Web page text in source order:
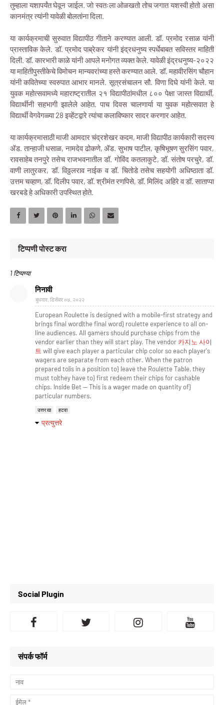
तुम्हाला यशापर्यंत घेवून जाईल. जो स्वतःला ओळखतो तोच जगात यशस्वी होतो असा
कानमंत्र त्यांनी यावेळी बोलतांना दिला.
या कार्यक्रमाची सुरुवात विद्यापीठ गीताने करण्यात आली. डॉ. प्रमोद रसाळ यांनी
प्रास्ताविक केले. डॉ. प्रमोद पाब्रेकर यांनी इंद्रधनुष्य स्पर्धेबाबत सविस्तर माहिती
दिली. डॉ. कारभारी काळे यांनी आपले मनोगत व्यक्त केले. यावेळी इंद्रधनुष्य-२०२२
या माहितीपुस्तीकेचे विमोचन मान्यवरांच्या हस्ते करण्यात आले. डॉ. महावीरसिंग चौहान
यांनी कवितेच्या स्वरुपात आभार मानले. सूत्रसंचालन सौ. विणा दिघे यांनी केले. या
युवक महोत्सवामध्ये महाराष्ट्रातील २१ विद्यापीठांमधील ८०० पेक्षा जास्त विद्यार्थी,
विद्यार्थीनी सहभागी झालेले आहेत. पाच दिवस चालणार्या या युवक महोत्सवात हे
विद्यार्थी वेगवेगळ्या 28 इव्हेंटद्वारे त्यांचा कलाविष्कार सादर करणार आहेत.
या कार्यक्रमासाठी माजी आमदार चंद्रशेखर कदम, माजी विद्यापीठ कार्यकारी सदस्य
ॲड. तान्हाजी धसाळ, नामदेव ढोकणे, ॲड. सुभाष पाटील, कृषिभूषण सुरसिंग पवार,
रावसाहेब तनपुरे तसेच राजभवनातील डॉ. गोविंद कतलाकुटे, डॉ. संतोष परचुरे, डॉ.
वाणी लातुरकर, डॉ. विठ्ठलराव नाईक व डॉ. चितोडे तसेच सहयोगी अधिष्ठाता डॉ.
उत्तम चव्हाण, डॉ. दिलीप पवार, डॉ. श्रीमंत रणपिसे, डॉ. मिलिंद अहिरे व डॉ. साताप्पा
खरबडे हे अधिकारी उपस्थित होते.
टिप्पणी पोस्ट करा
1 टिप्पण्या
निनावी
बुधवार, डिसेंबर ०७, २०२२
European Roulette is designed with a mobile-first strategy and
brings final word|the final word} roulette experience to all on-
line audiences. All gamers should purchase chips from the
vendor earlier than they will start play. The vendor 카지노 사이
트 will give each player a particular chip color so each player's
wagers are separate from each other. When the patron
prepared to|is in a position to} leave the Roulette Table, they
must to|they have to} first redeem their chips for cashable
chips. Inside Bet — This is a wager made on quantity of}
particular numbers.
उत्तर द्या हटवा
प्रत्युत्तरे
Social Plugin
संपर्क फॉर्म